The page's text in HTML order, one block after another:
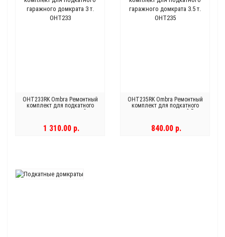
OHT233RK Ombra Ремонтный
комплект для подкатного
гаражного домкрата 3 т.
1 310.00 р.
OHT235RK Ombra Ремонтный
комплект для подкатного
гаражного домкрата 3.5 т.
840.00 р.